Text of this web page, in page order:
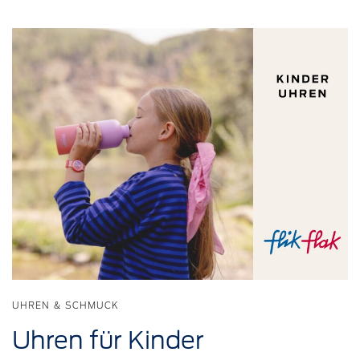
UHREN & SCHMUCK
Uhren für Kinder